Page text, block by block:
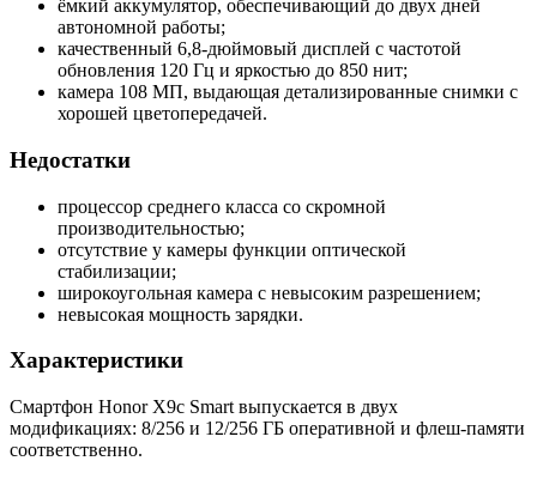
ёмкий аккумулятор, обеспечивающий до двух дней
автономной работы;
качественный 6,8-дюймовый дисплей с частотой
обновления 120 Гц и яркостью до 850 нит;
камера 108 МП, выдающая детализированные снимки с
хорошей цветопередачей.
Недостатки
процессор среднего класса со скромной
производительностью;
отсутствие у камеры функции оптической
стабилизации;
широкоугольная камера с невысоким разрешением;
невысокая мощность зарядки.
Характеристики
Смартфон Honor X9c Smart выпускается в двух
модификациях: 8/256 и 12/256 ГБ оперативной и флеш-памяти
соответственно.